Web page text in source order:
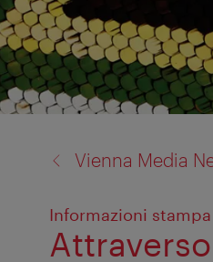
Vienna Media
Informazioni